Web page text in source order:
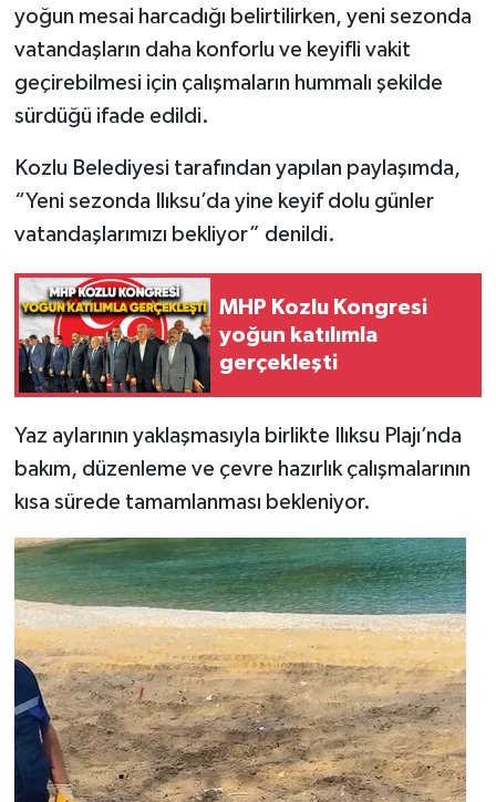
yoğun mesai harcadığı belirtilirken, yeni sezonda
vatandaşların daha konforlu ve keyifli vakit
geçirebilmesi için çalışmaların hummalı şekilde
sürdüğü ifade edildi.
Kozlu Belediyesi tarafından yapılan paylaşımda,
“Yeni sezonda Ilıksu’da yine keyif dolu günler
vatandaşlarımızı bekliyor” denildi.
MHP Kozlu Kongresi
yoğun katılımla
gerçekleşti
Yaz aylarının yaklaşmasıyla birlikte Ilıksu Plajı’nda
bakım, düzenleme ve çevre hazırlık çalışmalarının
kısa sürede tamamlanması bekleniyor.